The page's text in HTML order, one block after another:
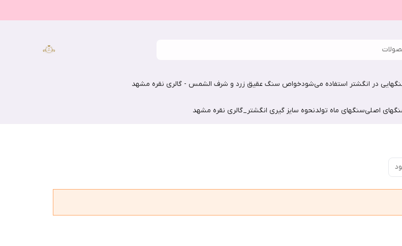
در انگشتر استفاده می‌شودخواص سنگ عقیق زرد و شرف الشمس - گالری نقره مشهد
اصلیسنگهای ماه تولدنحوه سایز گیری انگشتر_گالری نقره مشهد